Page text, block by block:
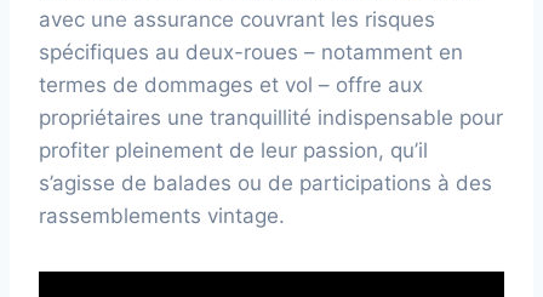
avec une assurance couvrant les risques
spécifiques au deux-roues – notamment en
termes de dommages et vol – offre aux
propriétaires une tranquillité indispensable pour
profiter pleinement de leur passion, qu’il
s’agisse de balades ou de participations à des
rassemblements vintage.